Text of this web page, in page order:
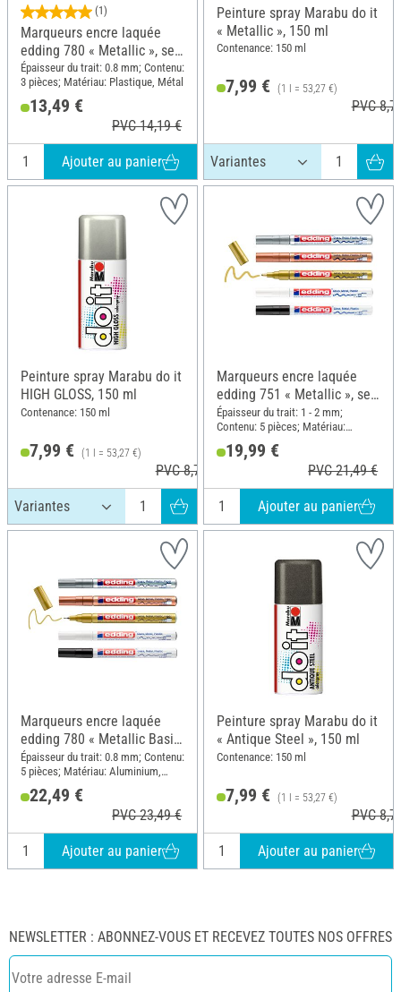
(1)
Marqueurs encre laquée
edding 780 « Metallic », set
de 3
Épaisseur du trait: 0.8 mm; Contenu:
3 pièces; Matériau: Plastique, Métal
13,49 €
PVC 14,19 €
Ajouter au panier
Peinture spray Marabu do it
« Metallic », 150 ml
Contenance: 150 ml
7,99 € (1 l = 53,27 €)
PVC
Peinture spray Marabu do it
HIGH GLOSS, 150 ml
Contenance: 150 ml
7,99 € (1 l = 53,27 €)
PVC 8,79 €
Marqueurs encre laquée
edding 751 « Metallic », set
de 5
Épaisseur du trait: 1 - 2 mm;
Contenu: 5 pièces; Matériau:
Aluminium, Plastique
19,99 €
PVC 21,49 €
Ajouter au panier
Marqueurs encre laquée
edding 780 « Metallic Basic
», set de 5
Épaisseur du trait: 0.8 mm; Contenu:
5 pièces; Matériau: Aluminium,
22,49 €
PVC 23,49 €
Ajouter au panier
Peinture spray Marabu do it
« Antique Steel », 150 ml
Contenance: 150 ml
7,99 € (1 l = 53,27 €)
PVC
Ajouter au panier
NEWSLETTER : ABONNEZ-VOUS ET RECEVEZ TOUTES NOS OFFRES